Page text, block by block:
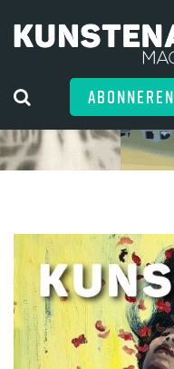
ABONNEREN